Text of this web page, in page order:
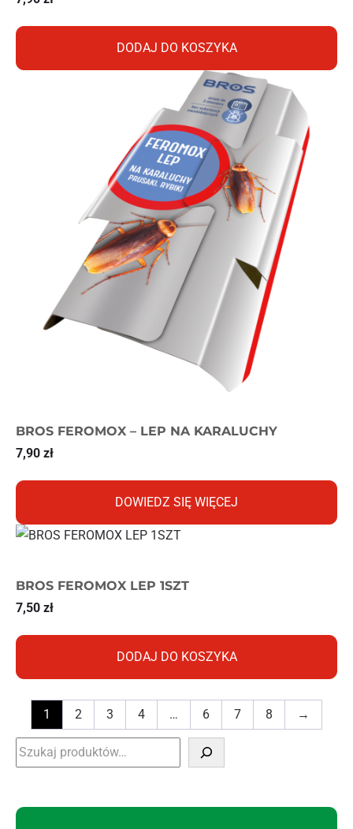
Szukaj
DODAJ DO KOSZYKA
BROS FEROMOX – LEP NA KARALUCHY
7,90 zł
DOWIEDZ SIĘ WIĘCEJ
BROS FEROMOX LEP 1SZT
7,50 zł
DODAJ DO KOSZYKA
1 2 3 4 … 6 7 8 →